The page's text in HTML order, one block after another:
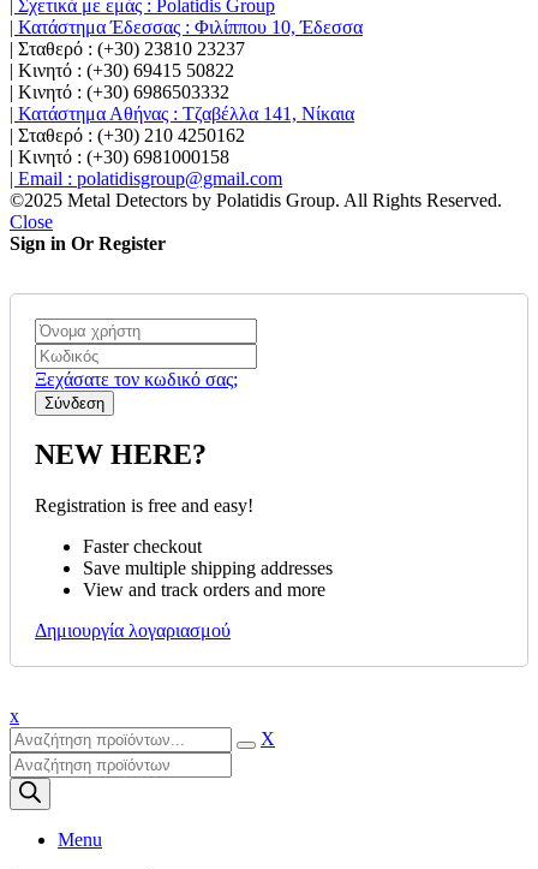
| Σχετικά με εμάς : Polatidis Group
| Κατάστημα Έδεσσας : Φιλίππου 10, Έδεσσα
| Σταθερό : (+30) 23810 23237
| Κινητό : (+30) 69415 50822
| Κινητό : (+30) 6986503332
| Κατάστημα Αθήνας : Τζαβέλλα 141, Νίκαια
| Σταθερό : (+30) 210 4250162
| Κινητό : (+30) 6981000158
| Email : polatidisgroup@gmail.com
©2025 Metal Detectors by Polatidis Group. All Rights Reserved.
Close
Sign in Or Register
Ξεχάσατε τον κωδικό σας;
NEW HERE?
Registration is free and easy!
Faster checkout
Save multiple shipping addresses
View and track orders and more
Δημιουργία λογαριασμού
x
X
Products
search
Menu